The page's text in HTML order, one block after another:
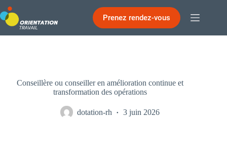
au
contenu
Prenez rendez-vous
Conseillère ou conseiller en amélioration continue et
transformation des opérations
dotation-rh 3 juin 2026